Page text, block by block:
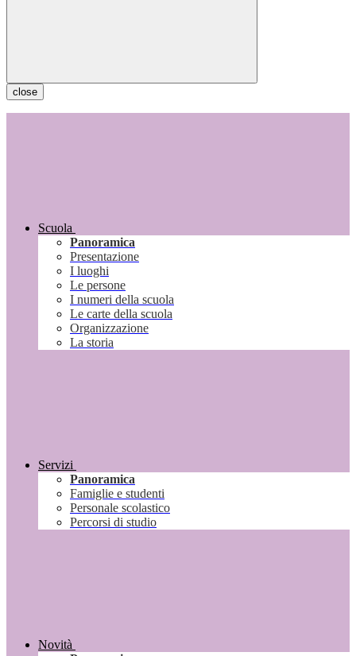
close
Scuola
Panoramica
Presentazione
I luoghi
Le persone
I numeri della scuola
Le carte della scuola
Organizzazione
La storia
Servizi
Panoramica
Famiglie e studenti
Personale scolastico
Percorsi di studio
Novità